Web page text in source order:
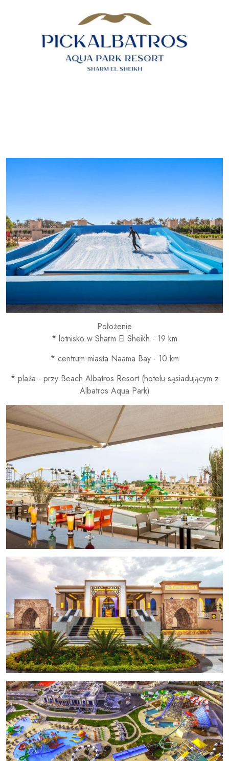
Położenie
* lotnisko w Sharm El Sheikh - 19 km
* centrum miasta Naama Bay - 10 km
* plaża - przy Beach Albatros Resort (hotelu sąsiadującym z
Albatros Aqua Park)